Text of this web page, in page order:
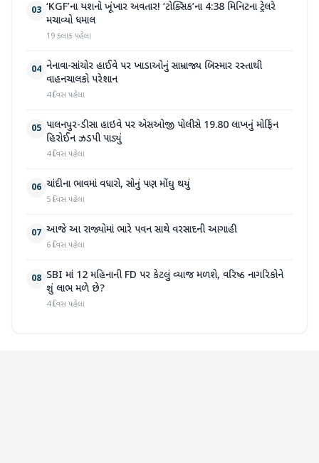
03 ‘KGF’ના યશનો ખૂંખાર અવતાર! ‘ટોક્સિક’ના 4:38 મિનિટના ટ્રેલરે
મચાવ્યો ધમાલ
19 કલાક પહેલા
04 નેનાવા-સાંચોર હાઈવે પર ખાડાઓનું સામ્રાજ્ય બિસ્માર રસ્તાથી
વાહનચાલકો પરેશાન
4 દિવસ પહેલા
05 પાલનપુર-ડીસા હાઇવે પર એસઓજી પોલીસે 19.80 લાખનું મોર્ફિન
હિરોઈન ઝડપી પાડ્યું
4 દિવસ પહેલા
06 ચાંદીના ભાવમાં વધારો, સોનું પણ મોંઘુ થયું
5 દિવસ પહેલા
07 આજે આ રાજ્યોમાં ભારે પવન સાથે વરસાદની આગાહી
6 દિવસ પહેલા
08 SBI માં 12 મહિનાની FD પર કેટલું વ્યાજ મળશે, વરિષ્ઠ નાગરિકોને
શું લાભ મળે છે?
4 દિવસ પહેલા